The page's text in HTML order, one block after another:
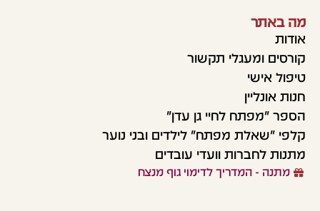
מה באתר
אודות
קורסים ומעגלי תקשור
טיפול אישי
חנות אונליין
הספר "מפתח לחיי גן עדן"
קלפי "שאלת מפתח" לילדים ובני נוער
מתנות לחברות וועדי עובדים
מתנה - המדריך לדימוי גוף מנצח